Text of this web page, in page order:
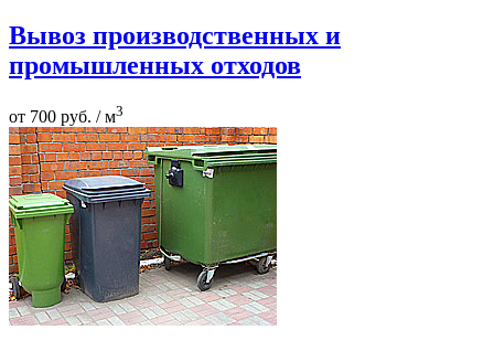
Вывоз производственных и
промышленных отходов
от 700 руб. / м3